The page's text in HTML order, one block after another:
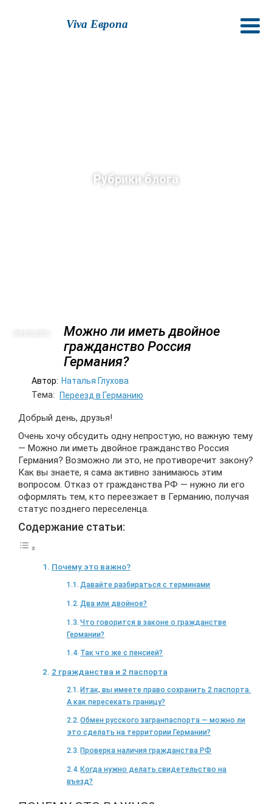
Viva Европа
Рубрики блога
Можно ли иметь двойное
гражданство Россия
Германия?
Автор: Наталья Глухова
Тема:
Переезд в Германию
Добрый день, друзья!
Очень хочу обсудить одну непростую, но важную тему
— Можно ли иметь двойное гражданство Россия
Германия? Возможно ли это, не противоречит закону?
Как вы знаете, я сама активно занимаюсь этим
вопросом. Отказ от гражданства РФ — нужно ли его
оформлять тем, кто переезжает в Германию, получая
статус позднего переселенца.
Содержание статьи:
Почему это важно?
Давайте разбираться с терминами
Два или двойное?
Что говорится в законе о гражданстве
Германии?
Так что же с пенсией?
2 гражданства и 2 паспорта
Итак, вы имеете право сохранить 2 паспорта.
А как пересекать границу?
Обмен русского загранпаспорта — можно ли
это сделать на территории Германии?
Проверка наличия гражданства РФ
Когда нужно делать свидетельство на
въезд?